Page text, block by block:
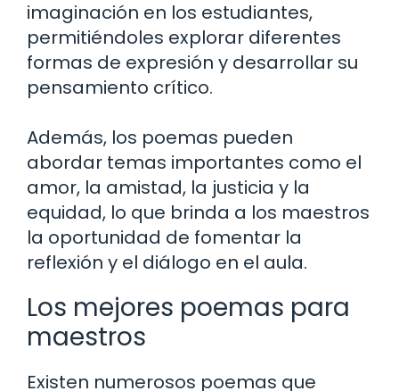
imaginación en los estudiantes,
permitiéndoles explorar diferentes
formas de expresión y desarrollar su
pensamiento crítico.
Además, los poemas pueden
abordar temas importantes como el
amor, la amistad, la justicia y la
equidad, lo que brinda a los maestros
la oportunidad de fomentar la
reflexión y el diálogo en el aula.
Los mejores poemas para
maestros
Existen numerosos poemas que